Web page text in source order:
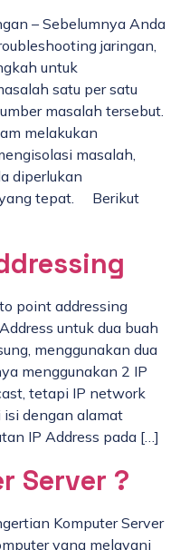
– Sebelumnya Anda
jaringan,
untuk
satu per satu
masalah tersebut.
melakukan
masalah,
diperlukan
yang tepat. Berikut
point addressing
untuk dua buah
menggunakan dua
menggunakan 2 IP
tetapi IP network
isi dengan alamat
IP Address pada […]
Server ?
Komputer Server
yang melayani